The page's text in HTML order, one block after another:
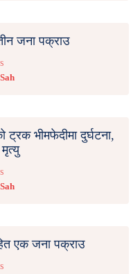
जना पक्राउ
भीमफेदीमा दुर्घटना,
एक जना पक्राउ